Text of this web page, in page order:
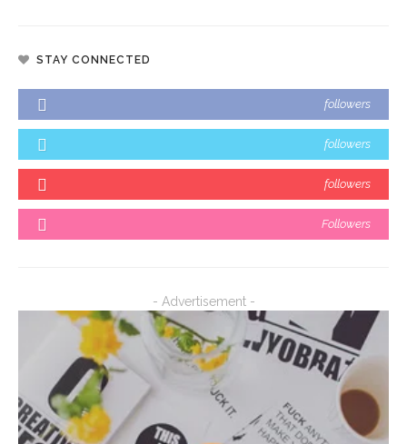
STAY CONNECTED
followers
followers
followers
Followers
- Advertisement -